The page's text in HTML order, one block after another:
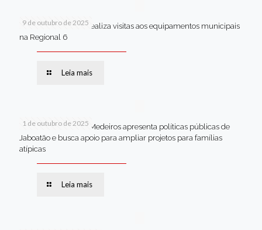
9 de outubro de 2025
Van dos secretários realiza visitas aos equipamentos municipais
na Regional 6
Leia mais
1 de outubro de 2025
Em Brasília, Andréa Medeiros apresenta políticas públicas de
Jaboatão e busca apoio para ampliar projetos para famílias
atípicas
Leia mais